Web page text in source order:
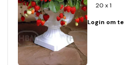
20 x 1
Login om